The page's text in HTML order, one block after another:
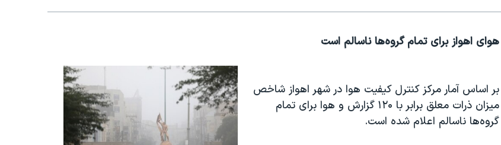
هوای اهواز برای تمام گروه‌ها ناسالم است
بر اساس آمار مرکز کنترل کیفیت هوا در شهر اهواز شاخص
میزان ذرات معلق برابر با ۱۲۰ گزارش و هوا برای تمام
گروه‌ها ناسالم اعلام شده است.